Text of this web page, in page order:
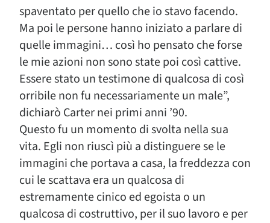
spaventato per quello che io stavo facendo.
Ma poi le persone hanno iniziato a parlare di
quelle immagini… così ho pensato che forse
le mie azioni non sono state poi così cattive.
Essere stato un testimone di qualcosa di così
orribile non fu necessariamente un male”,
dichiarò Carter nei primi anni ’90.
Questo fu un momento di svolta nella sua
vita. Egli non riuscì più a distinguere se le
immagini che portava a casa, la freddezza con
cui le scattava era un qualcosa di
estremamente cinico ed egoista o un
qualcosa di costruttivo, per il suo lavoro e per